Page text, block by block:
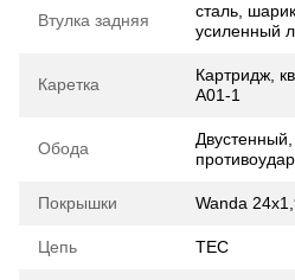
Втулка задняя
сталь,
усиленный
Каретка
Картридж,
A01-1
Обода
Покрышки Wanda
Цепь ТЕС